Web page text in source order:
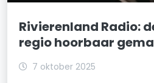
Rivierenland Radio:
regio hoorbaar
7 oktober 2025